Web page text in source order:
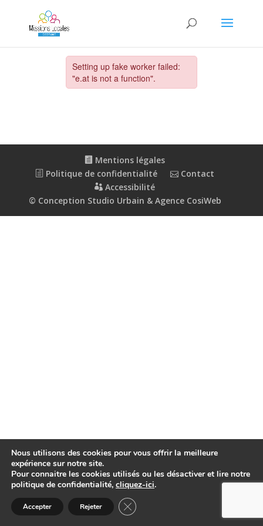
Mentions légales
Politique de confidentialité
Contact
Accessibilité
© Conception Studio Urbain & Agence CosiWeb
Nous utilisons des cookies pour vous offrir la meilleure
expérience sur notre site.
Pour connaitre les cookies utilisés ou les désactiver et lire notre
politique de confidentialité, cliquez-ici.
Accepter Rejeter Fermer la bannière des cookies